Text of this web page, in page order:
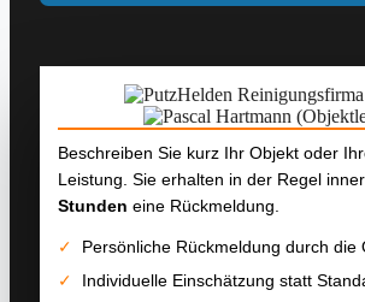
Beschreiben Sie kurz Ihr Objekt oder
Leistung. Sie erhalten in der Regel
Stunden eine Rückmeldung.
✓
Persönliche Rückmeldung durch die
✓
Individuelle Einschätzung statt